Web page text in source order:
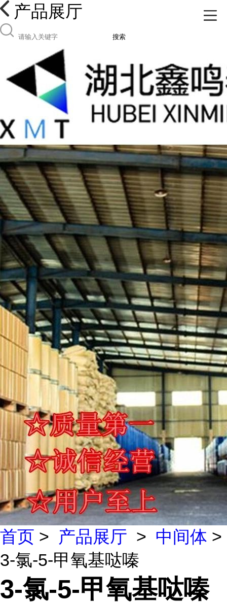
产品展厅
搜索
首页 > 产品展厅 > 中间体 >
3-氯-5-甲氧基哒嗪
3-氯-5-甲氧基哒嗪